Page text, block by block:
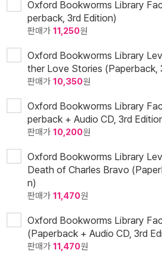
Oxford Bookworms Library
perback, 3rd Edition)
판매가 11,250원
Oxford Bookworms Library
ther Love Stories (Paperback,
판매가 10,350원
Oxford Bookworms Library
perback + Audio CD, 3rd
판매가 10,200원
Oxford Bookworms Library
Death of Charles Bravo
n)
판매가 11,470원
Oxford Bookworms Library
(Paperback + Audio CD, 3rd
판매가 11,470원